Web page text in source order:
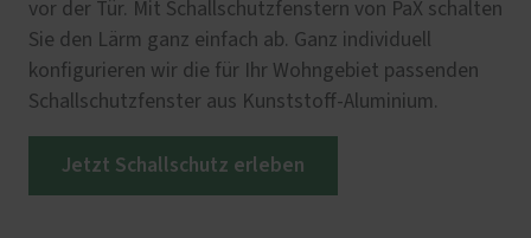
vor der Tür. Mit Schallschutzfenstern von PaX schalten
Sie den Lärm ganz einfach ab. Ganz individuell
konfigurieren wir die für Ihr Wohngebiet passenden
Schallschutzfenster aus Kunststoff-Aluminium.
Jetzt Schallschutz erleben